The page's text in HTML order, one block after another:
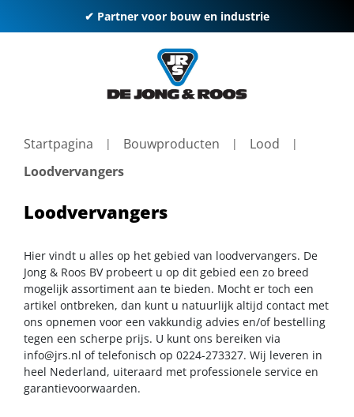
✔ Partner voor bouw en industrie
Startpagina Bouwproducten
Lood
Loodvervangers
Loodvervangers
Hier vindt u alles op het gebied van loodvervangers. De
Jong & Roos BV probeert u op dit gebied een zo breed
mogelijk assortiment aan te bieden. Mocht er toch een
artikel ontbreken, dan kunt u natuurlijk altijd contact met
ons opnemen voor een vakkundig advies en/of bestelling
tegen een scherpe prijs. U kunt ons bereiken via
info@jrs.nl of telefonisch op 0224-273327. Wij leveren in
heel Nederland, uiteraard met professionele service en
garantievoorwaarden.